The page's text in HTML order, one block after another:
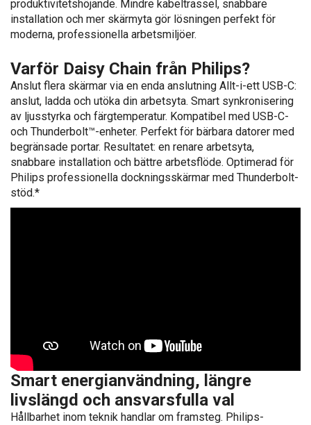
produktivitetshöjande. Mindre kabeltrassel, snabbare
installation och mer skärmyta gör lösningen perfekt för
moderna, professionella arbetsmiljöer.
Varför Daisy Chain från Philips?
Anslut flera skärmar via en enda anslutning Allt-i-ett USB-C:
anslut, ladda och utöka din arbetsyta. Smart synkronisering
av ljusstyrka och färgtemperatur. Kompatibel med USB-C-
och Thunderbolt™-enheter. Perfekt för bärbara datorer med
begränsade portar. Resultatet: en renare arbetsyta,
snabbare installation och bättre arbetsflöde. Optimerad för
Philips professionella dockningsskärmar med Thunderbolt-
stöd.*
Smart energianvändning, längre
livslängd och ansvarsfulla val
Hållbarhet inom teknik handlar om framsteg. Philips-